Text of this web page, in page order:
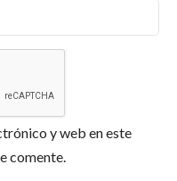
y web en este
comente.